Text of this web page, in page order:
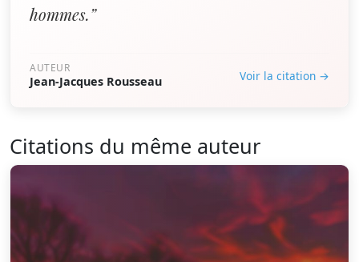
hommes.”
AUTEUR
Jean-Jacques Rousseau Voir la citation →
Citations du même auteur